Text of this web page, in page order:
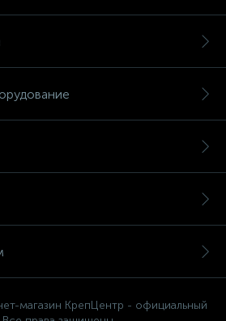
магазин КрепЦентр - официальный